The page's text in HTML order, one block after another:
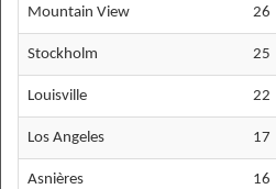
Mountain View 26
Stockholm 25
Louisville 22
Los Angeles 17
Asnières 16